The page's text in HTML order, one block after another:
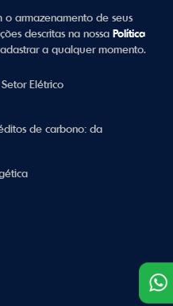
o armazenamento de seus
descritas na nossa Política
a qualquer momento.
Elétrico
de carbono: da